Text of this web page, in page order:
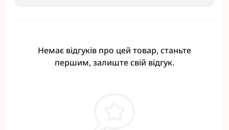
Немає відгуків про цей товар, станьте
першим, залиште свій відгук.